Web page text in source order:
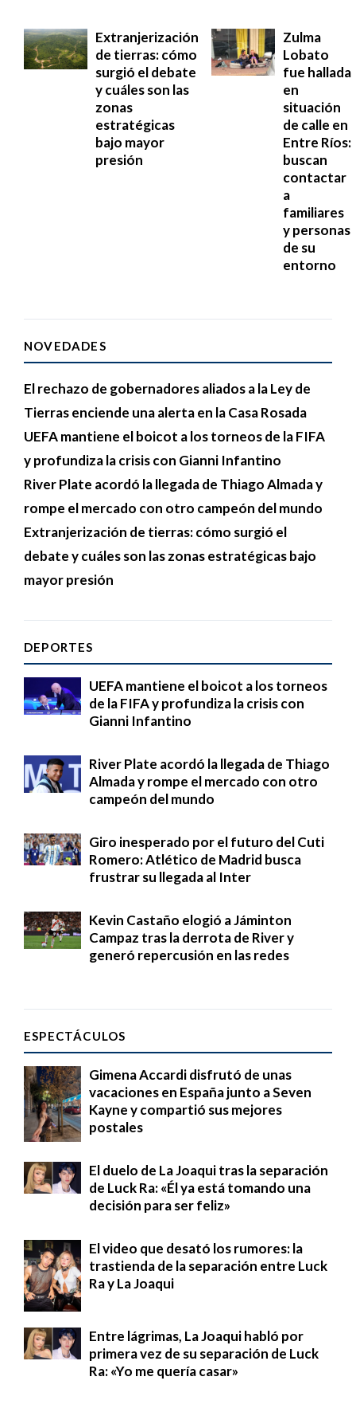
Extranjerización
de tierras: cómo
surgió el debate
y cuáles son las
zonas
estratégicas
bajo mayor
presión
Zulma
Lobato
fue hallada
en
situación
de calle en
Entre Ríos:
buscan
contactar
a
familiares
y personas
de su
entorno
NOVEDADES
El rechazo de gobernadores aliados a la Ley de
Tierras enciende una alerta en la Casa Rosada
UEFA mantiene el boicot a los torneos de la FIFA
y profundiza la crisis con Gianni Infantino
River Plate acordó la llegada de Thiago Almada y
rompe el mercado con otro campeón del mundo
Extranjerización de tierras: cómo surgió el
debate y cuáles son las zonas estratégicas bajo
mayor presión
DEPORTES
UEFA mantiene el boicot a los torneos
de la FIFA y profundiza la crisis con
Gianni Infantino
River Plate acordó la llegada de Thiago
Almada y rompe el mercado con otro
campeón del mundo
Giro inesperado por el futuro del Cuti
Romero: Atlético de Madrid busca
frustrar su llegada al Inter
Kevin Castaño elogió a Jáminton
Campaz tras la derrota de River y
generó repercusión en las redes
ESPECTÁCULOS
Gimena Accardi disfrutó de unas
vacaciones en España junto a Seven
Kayne y compartió sus mejores
postales
El duelo de La Joaqui tras la separación
de Luck Ra: «Él ya está tomando una
decisión para ser feliz»
El video que desató los rumores: la
trastienda de la separación entre Luck
Ra y La Joaqui
Entre lágrimas, La Joaqui habló por
primera vez de su separación de Luck
Ra: «Yo me quería casar»